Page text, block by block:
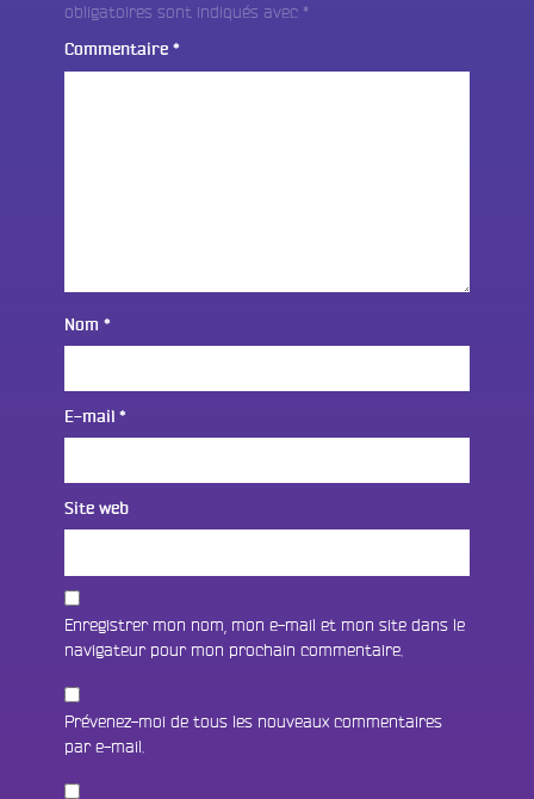
obligatoires sont indiqués avec *
Commentaire *
Nom *
E-mail *
Site web
Enregistrer mon nom, mon e-mail et mon site dans le
navigateur pour mon prochain commentaire.
Prévenez-moi de tous les nouveaux commentaires
par e-mail.